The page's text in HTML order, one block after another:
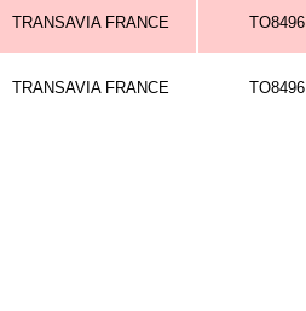
TRANSAVIA FRANCE TO8496
TRANSAVIA FRANCE TO8496